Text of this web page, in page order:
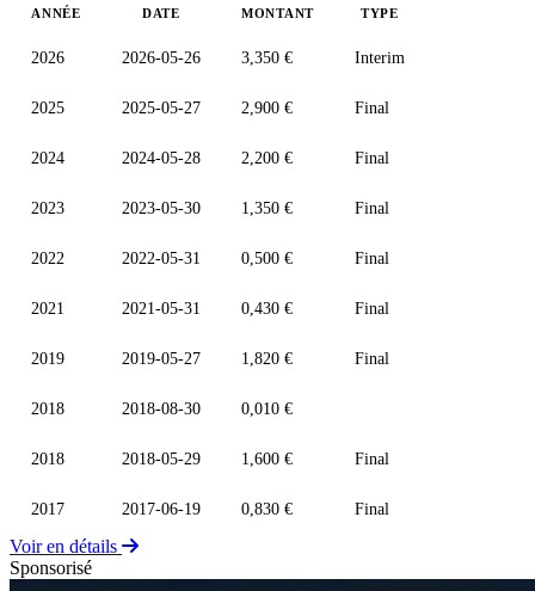
ANNÉE DATE MONTANT TYPE
2026 2026-05-26 3,350 € Interim
2025 2025-05-27 2,900 € Final
2024 2024-05-28 2,200 € Final
2023 2023-05-30 1,350 € Final
2022 2022-05-31 0,500 € Final
2021 2021-05-31 0,430 € Final
2019 2019-05-27 1,820 € Final
2018 2018-08-30 0,010 €
2018 2018-05-29 1,600 € Final
2017 2017-06-19 0,830 € Final
Voir en détails
Sponsorisé